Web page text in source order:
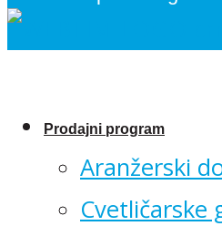
Prodajni program
Aranžerski
Cvetličarske